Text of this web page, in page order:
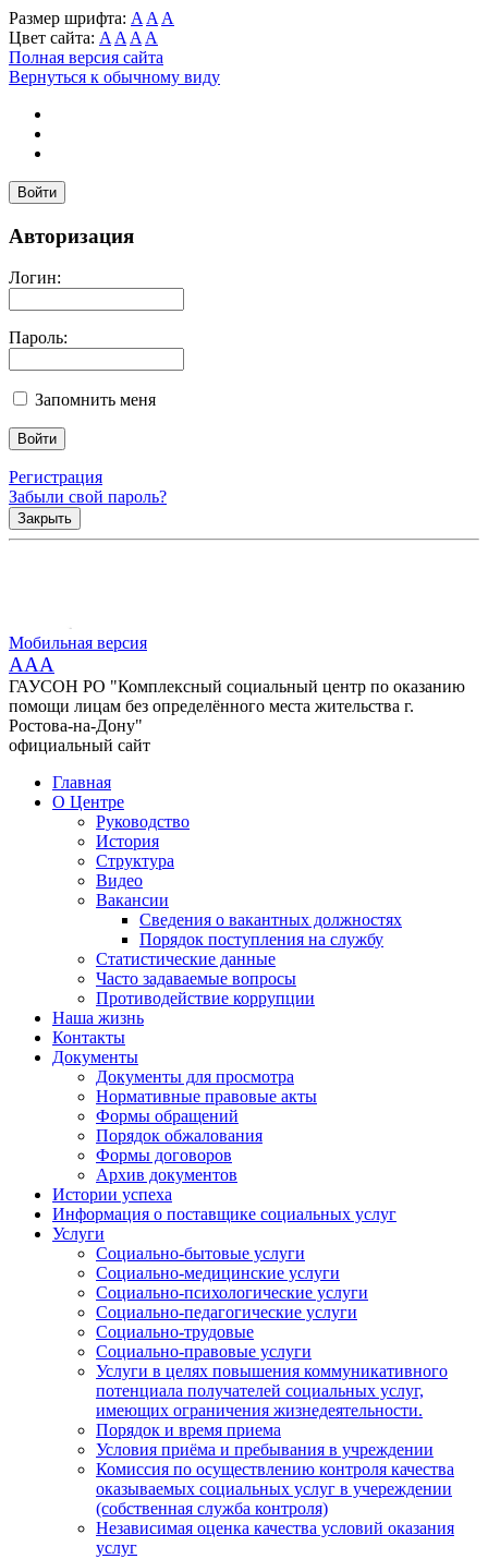
Размер шрифта: A A A
Цвет сайта: A A A A
Полная версия сайта
Вернуться к обычному виду
Войти
Авторизация
Логин:
Пароль:
Запомнить меня
Регистрация
Забыли свой пароль?
Закрыть
Мобильная версия
AAA
ГАУСОН РО "Комплексный социальный центр по оказанию
помощи лицам без определённого места жительства г.
Ростова-на-Дону"
официальный сайт
Главная
О Центре
Руководство
История
Структура
Видео
Вакансии
Сведения о вакантных должностях
Порядок поступления на службу
Статистические данные
Часто задаваемые вопросы
Противодействие коррупции
Наша жизнь
Контакты
Документы
Документы для просмотра
Нормативные правовые акты
Формы обращений
Порядок обжалования
Формы договоров
Архив документов
Истории успеха
Информация о поставщике социальных услуг
Услуги
Социально-бытовые услуги
Социально-медицинские услуги
Социально-психологические услуги
Социально-педагогические услуги
Социально-трудовые
Социально-правовые услуги
Услуги в целях повышения коммуникативного
потенциала получателей социальных услуг,
имеющих ограничения жизнедеятельности.
Порядок и время приема
Условия приёма и пребывания в учреждении
Комиссия по осуществлению контроля качества
оказываемых социальных услуг в учереждении
(собственная служба контроля)
Независимая оценка качества условий оказания
услуг